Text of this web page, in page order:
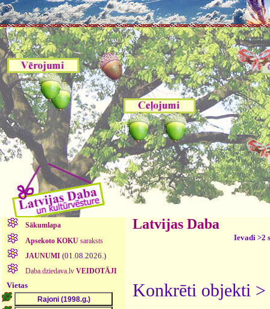
Sākumlapa
Apsekoto KOKUsaraksts
JAUNUMI (01.08.2026.)
Daba.dziedava.lv VEIDOTĀJI
Vietas
Latvijas Daba
Ievadi >2
Konkrēti objekti >